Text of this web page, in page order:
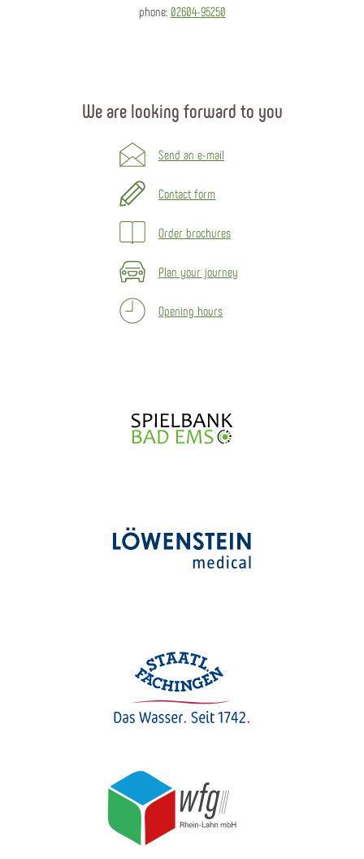
phone: 02604-95250
We are looking forward to you
Send an e-mail
Contact form
Order brochures
Plan your journey
Opening hours